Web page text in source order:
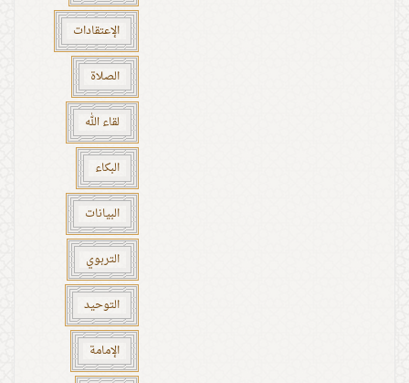
الإعتقادات
الصلاة
لقاء الله
البكاء
البيانات
التربوي
التوحيد
الإمامة